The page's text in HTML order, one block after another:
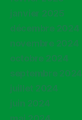
janvier 2025
décembre 2024
novembre 2024
octobre 2024
septembre 2024
juillet 2024
juin 2024